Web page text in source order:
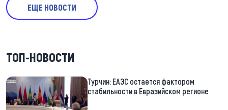
ЕЩЕ НОВОСТИ
ТОП-НОВОСТИ
Турчин: ЕАЭС остается фактором
стабильности в Евразийском регионе